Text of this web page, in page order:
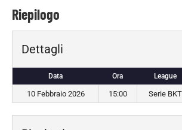
Riepilogo
Dettagli
Data Ora League
10 Febbraio 2026 15:00 Serie BKT